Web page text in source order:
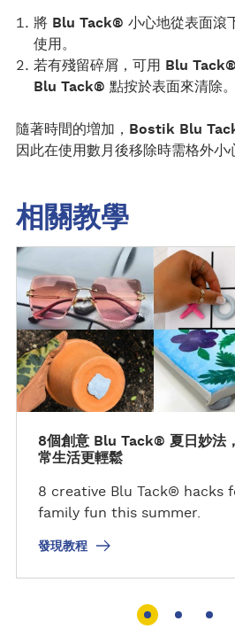
將 Blu Tack® 小心地從表面滾
使用。
若有殘留碎屑，可用
Blu Tack®
Blu Tack® 點按於表面來清除。
隨著時間的増加， Bostik Blu
因此在使用數月後移除時需格外小
相關教學
發
現
教
程
8個創意 Blu Tack® 夏日妙法
常生活更輕鬆
8 creative Blu Tack® hacks
family fun this summer.
發現教程